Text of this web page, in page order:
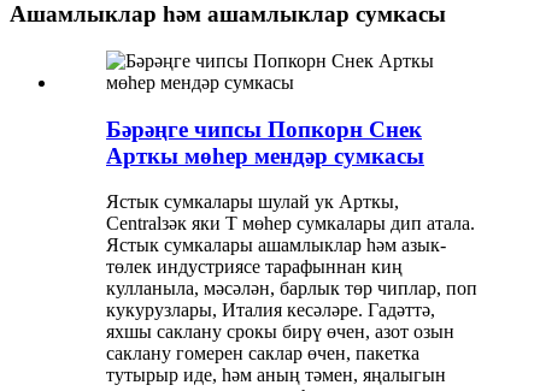
Ашамлыклар һәм ашамлыклар сумкасы
Бәрәңге чипсы Попкорн Снек
Арткы мөһер мендәр сумкасы
Ястык сумкалары шулай ук ​​Арткы,
Centralзәк яки Т мөһер сумкалары дип атала.
Ястык сумкалары ашамлыклар һәм азык-
төлек индустриясе тарафыннан киң
кулланыла, мәсәлән, барлык төр чиплар, поп
кукурузлары, Италия кесәләре. Гадәттә,
яхшы саклану срокы бирү өчен, азот озын
саклану гомерен саклар өчен, пакетка
тутырыр иде, һәм аның тәмен, яңалыгын